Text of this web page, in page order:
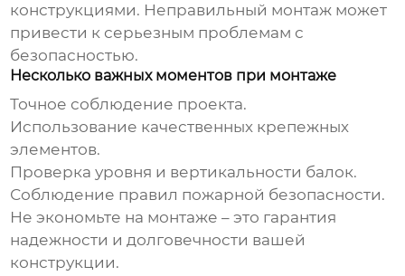
конструкциями. Неправильный монтаж может
привести к серьезным проблемам с
безопасностью.
Несколько важных моментов при монтаже
Точное соблюдение проекта.
Использование качественных крепежных
элементов.
Проверка уровня и вертикальности балок.
Соблюдение правил пожарной безопасности.
Не экономьте на монтаже – это гарантия
надежности и долговечности вашей
конструкции.